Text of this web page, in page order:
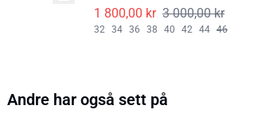
1 800,00 kr 3 000,00 kr
32 34 36 38 40 42 44 46
Andre har også sett på
-40%